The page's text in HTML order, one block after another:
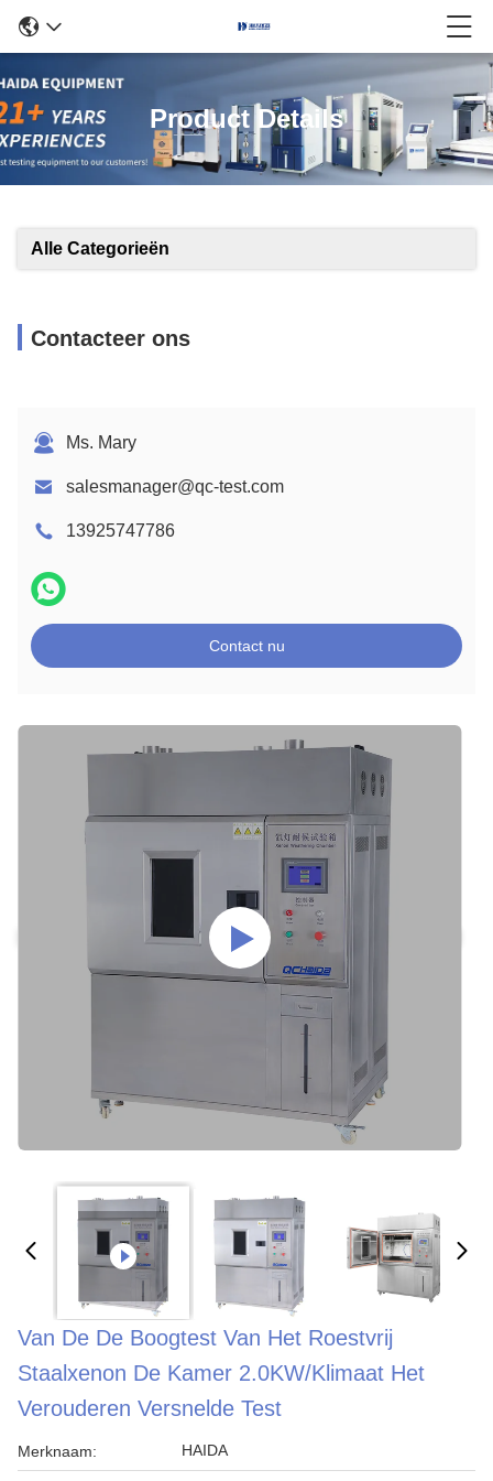
Product Details
Alle Categorieën
Contacteer ons
Ms. Mary
salesmanager@qc-test.com
13925747786
Contact nu
Van De De Boogtest Van Het Roestvrij
Staalxenon De Kamer 2.0KW/Klimaat Het
Verouderen Versnelde Test
Merknaam: HAIDA